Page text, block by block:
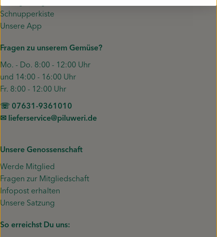
Schnupperkiste
Unsere App
Fragen zu unserem Gemüse?
Mo. - Do. 8:00 - 12:00 Uhr
und 14:00 - 16:00 Uhr
Fr. 8:00 - 12:00 Uhr
☏ 07631-9361010
✉︎ lieferservice@piluweri.de
Unsere Genossenschaft
Werde Mitglied
Fragen zur Mitgliedschaft
Infopost erhalten
Unsere Satzung
So erreichst Du uns: